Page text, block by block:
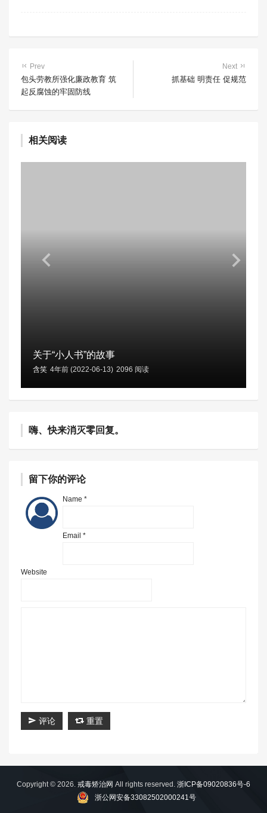
Prev
包头劳教所强化廉政教育 筑
起反腐蚀的牢固防线
Next
抓基础 明责任 促规范
相关阅读
关于“小人书”的故事
含笑 4年前 (2022-06-13) 2096 阅读
嗨、快来消灭零回复。
留下你的评论
Name *
Email *
Website
评论 重置
Copyright © 2026. 戒毒矫治网 All rights reserved. 浙ICP备09020836号-6
浙公网安备33082502000241号